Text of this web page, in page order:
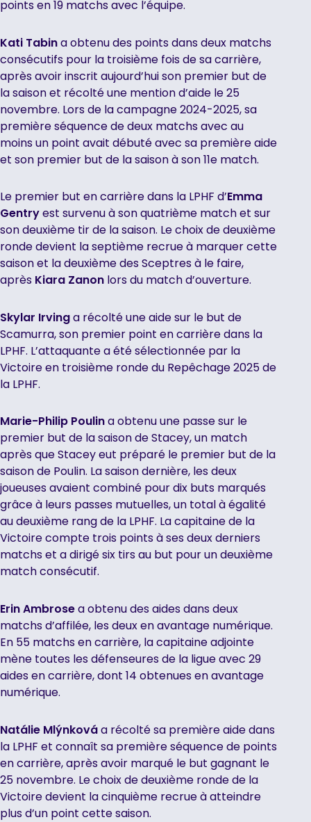
points en 19 matchs avec l’équipe.
Kati Tabina obtenu des points dans deux matchs
consécutifs pour la troisième fois de sa carrière,
après avoir inscrit aujourd’hui son premier but de
la saison et récolté une mention d’aide le 25
novembre. Lors de la campagne 2024-2025, sa
première séquence de deux matchs avec au
moins un point avait débuté avec sa première aide
et son premier but de la saison à son 11e match.
Le premier but en carrière dans la LPHF d’Emma
Gentryest survenu à son quatrième match et sur
son deuxième tir de la saison. Le choix de deuxième
ronde devient la septième recrue à marquer cette
saison et la deuxième des Sceptres à le faire,
après Kiara Zanon lors du match d’ouverture.
Skylar Irvinga récolté une aide sur le but de
Scamurra, son premier point en carrière dans la
LPHF. L’attaquante a été sélectionnée par la
Victoire en troisième ronde du Repêchage 2025 de
la LPHF.
Marie-Philip Poulina obtenu une passe sur le
premier but de la saison de Stacey, un match
après que Stacey eut préparé le premier but de la
saison de Poulin. La saison dernière, les deux
joueuses avaient combiné pour dix buts marqués
grâce à leurs passes mutuelles, un total à égalité
au deuxième rang de la LPHF. La capitaine de la
Victoire compte trois points à ses deux derniers
matchs et a dirigé six tirs au but pour un deuxième
match consécutif.
Erin Ambrosea obtenu des aides dans deux
matchs d’affilée, les deux en avantage numérique.
En 55 matchs en carrière, la capitaine adjointe
mène toutes les défenseures de la ligue avec 29
aides en carrière, dont 14 obtenues en avantage
numérique.
Natálie Mlýnkováa récolté sa première aide dans
la LPHF et connaît sa première séquence de points
en carrière, après avoir marqué le but gagnant le
25 novembre. Le choix de deuxième ronde de la
Victoire devient la cinquième recrue à atteindre
plus d’un point cette saison.